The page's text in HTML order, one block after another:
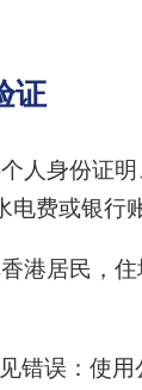
证
人身份证
电费或银行
港居民，
错误：使